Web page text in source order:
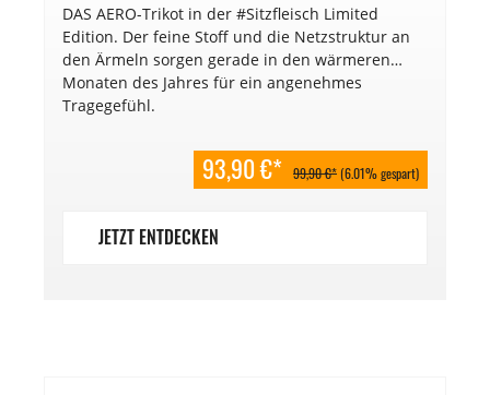
DAS AERO-Trikot in der #Sitzfleisch Limited
Edition. Der feine Stoff und die Netzstruktur an
den Ärmeln sorgen gerade in den wärmeren
Monaten des Jahres für ein angenehmes
Tragegefühl.
93,90 €* 99,90 €*(6.01% gespart)
JETZT ENTDECKEN